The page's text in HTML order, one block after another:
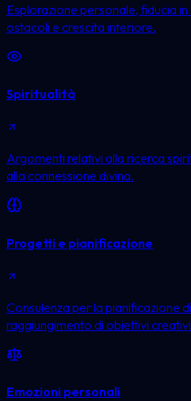
Esplorazione personale, fiducia
ostacoli e crescita interiore.
Spiritualità
Argomenti relativi alla ricerca
alla connessione divina.
Progetti e pianificazione
Consulenza per la pianificazione
raggiungimento di obiettivi
Emozioni personali